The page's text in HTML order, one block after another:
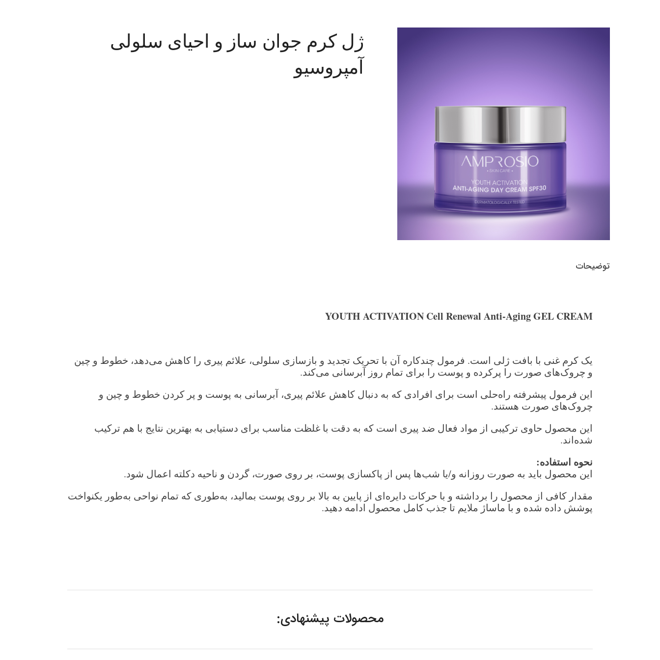
ژل کرم جوان ساز و احیای سلولی
آمپروسیو
توضیحات
YOUTH ACTIVATION Cell Renewal Anti-Aging GEL CREAM
یک کرم غنی با بافت ژلی است. فرمول چندکاره آن با تحریک تجدید و بازسازی سلولی، علائم پیری را کاهش می‌دهد، خطوط و چین
و چروک‌های صورت را پرکرده و پوست را برای تمام روز آبرسانی می‌کند.
این فرمول پیشرفته راه‌حلی است برای افرادی که به دنبال کاهش علائم پیری، آبرسانی به پوست و پر کردن خطوط و چین و
چروک‌های صورت هستند.
این محصول حاوی ترکیبی از مواد فعال ضد پیری است که به دقت با غلظت مناسب برای دستیابی به بهترین نتایج با هم ترکیب
شده‌اند.
نحوه استفاده:
این محصول باید به صورت روزانه و/یا شب‌ها پس از پاکسازی پوست، بر روی صورت، گردن و ناحیه دکلته اعمال شود.
مقدار کافی از محصول را برداشته و با حرکات دایره‌ای از پایین به بالا بر روی پوست بمالید، به‌طوری که تمام نواحی به‌طور یکنواخت
پوشش داده شده و با ماساژ ملایم تا جذب کامل محصول ادامه دهید.
محصولات پیشنهادی: